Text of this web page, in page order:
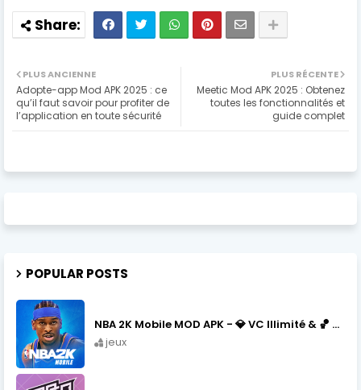
PLUS RÉCENTE
Meetic Mod APK 2025 : Obtenez
toutes les fonctionnalités et
guide complet
PLUS ANCIENNE
Adopte-app Mod APK 2025 : ce
qu’il faut savoir pour profiter de
l’application en toute sécurité
POPULAR POSTS
NBA 2K Mobile MOD APK - 💎 VC Illimité & 🏀 Tous Joueurs (2026)
jeux